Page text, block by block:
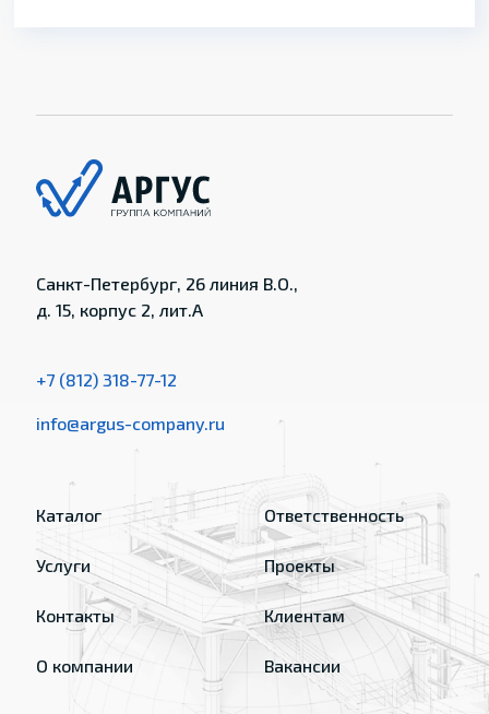
Санкт-Петербург, 26 линия В.О.,
д. 15, корпус 2, лит.А
+7 (812) 318-77-12
info@argus-company.ru
Каталог
Услуги
Контакты
О компании
Ответственность
Проекты
Клиентам
Вакансии